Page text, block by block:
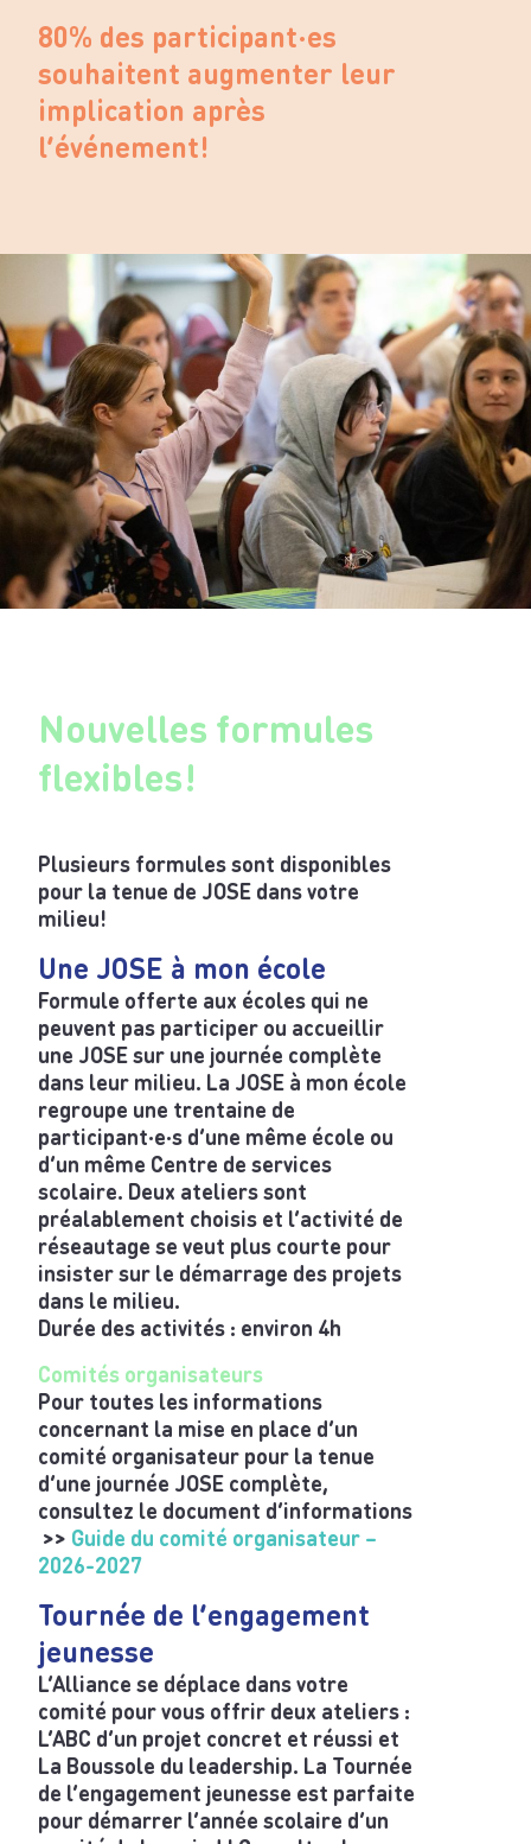
80% des participant·es
souhaitent augmenter leur
implication après
l’événement!
Nouvelles formules
flexibles!
Plusieurs formules sont disponibles
pour la tenue de JOSE dans votre
milieu!
Une JOSE à mon école
Formule offerte aux écoles qui ne
peuvent pas participer ou accueillir
une JOSE sur une journée complète
dans leur milieu. La JOSE à mon école
regroupe une trentaine de
participant·e·s d’une même école ou
d’un même Centre de services
scolaire. Deux ateliers sont
préalablement choisis et l’activité de
réseautage se veut plus courte pour
insister sur le démarrage des projets
dans le milieu.
Durée des activités : environ 4h
Comités organisateurs
Pour toutes les informations
concernant la mise en place d’un
comité organisateur pour la tenue
d’une journée JOSE complète,
consultez le document d’informations
>> Guide du comité organisateur –
2026-2027
Tournée de l’engagement
jeunesse
L’Alliance se déplace dans votre
comité pour vous offrir deux ateliers :
L’ABC d’un projet concret et réussi et
La Boussole du leadership. La Tournée
de l’engagement jeunesse est parfaite
pour démarrer l’année scolaire d’un